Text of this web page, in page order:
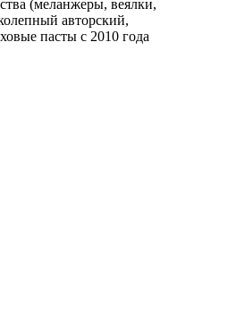
(меланжеры, веялки,
авторский,
пасты с 2010 года